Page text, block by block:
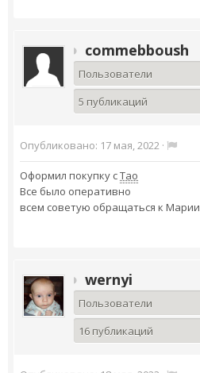
commebboush
Пользователи
5 публикаций
Опубликовано: 17 мая, 2022 ·
Оформил покупку сТао
Все было оперативно
всем советую обращаться к Марии
wernyi
Пользователи
16 публикаций